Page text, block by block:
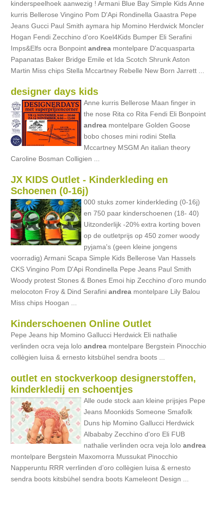
kinderspeelhoek aanwezig ! Armani Blue Bay Simple Kids Anne
kurris Bellerose Vingino Pom D'Api Rondinella Gaastra Pepe
Jeans Gucci Paul Smith aymara hip Momino Herdwick Moncler
Hogan Fendi Zecchino d'oro Koel4Kids Bumper Eli Serafini
Imps&Elfs ocra Bonpointandrea montelpare D'acquasparta
Papanatas Baker Bridge Emile et Ida Scotch Shrunk Aston
Martin Miss chips Stella Mccartney Rebelle New Born Jarrett ...
designer days kids
Anne kurris Bellerose Maan finger in
the nose Rita co Rita Fendi Eli Bonpoint
andrea montelpare Golden Goose
bobo choses mini rodini Stella
Mccartney MSGM An italian theory
Caroline Bosman Colligien ...
JX KIDS Outlet - Kinderkleding en
Schoenen (0-16j)
000 stuks zomer kinderkleding (0-16j)
en 750 paar kinderschoenen (18- 40)
Uitzonderlijk -20% extra korting boven
op de outletprijs op 450 zomer woody
pyjama's (geen kleine jongens
voorradig) Armani Scapa Simple Kids Bellerose Van Hassels
CKS Vingino Pom D'Api Rondinella Pepe Jeans Paul Smith
Woody protest Stones & Bones Emoi hip Zecchino d'oro mundo
melocoton Froy & Dind Serafiniandrea montelpare Lily Balou
Miss chips Hoogan ...
Kinderschoenen Online Outlet
Pepe Jeans hip Momino Gallucci Herdwick Eli nathalie
verlinden ocra veja loloandrea montelpare Bergstein Pinocchio
collègien luisa & ernesto kitsbühel sendra boots ...
outlet en stockverkoop designerstoffen,
kinderkledij en schoentjes
Alle oude stock aan kleine prijsjes Pepe
Jeans Moonkids Someone Smafolk
Duns hip Momino Gallucci Herdwick
Albababy Zecchino d'oro Eli FUB
nathalie verlinden ocra veja loloandrea
montelpare Bergstein Maxomorra Mussukat Pinocchio
Napperuntu RRR verrlinden d’oro collègien luisa & ernesto
sendra boots kitsbühel sendra boots Kameleont Design ...